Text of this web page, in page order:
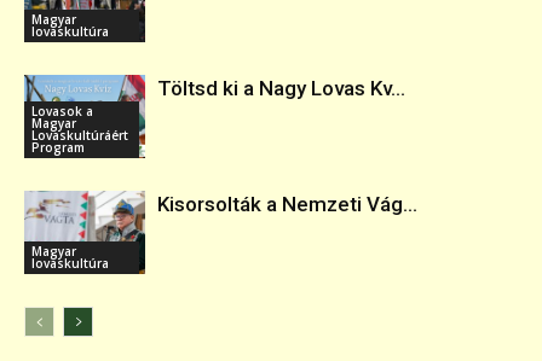
Magyar
lovaskultúra
Lovasok a
Magyar
Lovaskultúráért
Program
Töltsd ki a Nagy Lovas Kv...
Magyar
lovaskultúra
Kisorsolták a Nemzeti Vág...